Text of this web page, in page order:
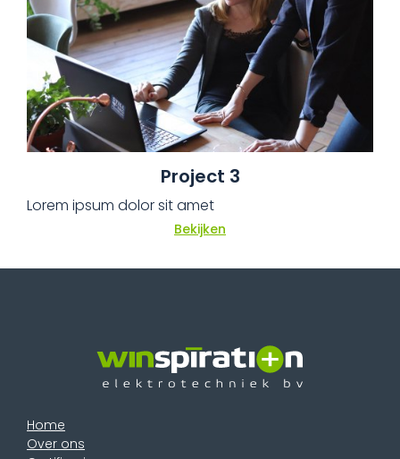
Project 3
Lorem ipsum dolor sit amet
Bekijken
Home
Over ons